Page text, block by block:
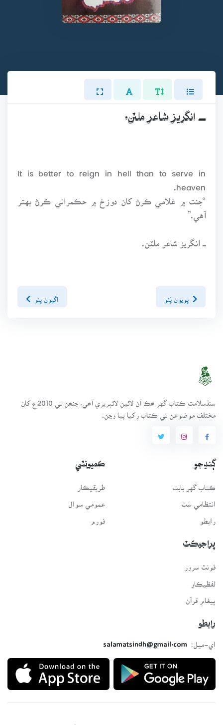
ـــ انگريز شاعر ملٽن.
“جنت ۾ غلامي ڪرڻ کان دوزخ ۾ حڪمراني ڪرڻ بهتر
آهي.”
ـــ انگريز شاعر ملٽن.
اڳيون پنو
سنڌسلامت ڪتاب گهر ھڪ آن لائين لائبريري آھي، جنھن تي 2010ع کان
مختلف موضوعن تي ڪتاب رکيا پيا وڃن.
ڳنڍجو
ڪتاب گهر بابت
انتظامي سَٿ
رابطو
ڪميونٽي
طريقيڪار
عمومي سوال
فورم
پراجيڪٽ
فونٽ سرور
لفظيڪار
پيغامِ قرآن
رابطو
اي-ميل:
salamatsindh@gmail.com